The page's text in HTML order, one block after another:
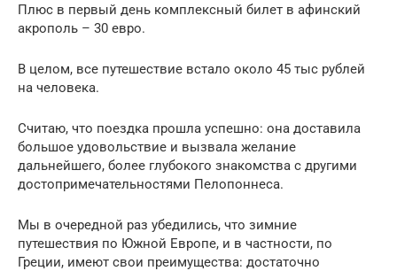
Плюс в первый день комплексный билет в афинский
акрополь – 30 евро.
В целом, все путешествие встало около 45 тыс рублей
на человека.
Считаю, что поездка прошла успешно: она доставила
большое удовольствие и вызвала желание
дальнейшего, более глубокого знакомства с другими
достопримечательностями Пелопоннеса.
Мы в очередной раз убедились, что зимние
путешествия по Южной Европе, и в частности, по
Греции, имеют свои преимущества: достаточно